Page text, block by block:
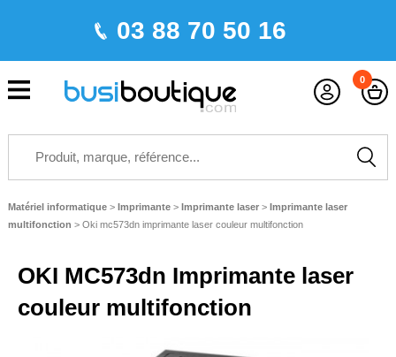
03 88 70 50 16
0
Matériel informatique > Imprimante > Imprimante laser > Imprimante laser
multifonction > Oki mc573dn imprimante laser couleur multifonction
OKI MC573dn Imprimante laser
couleur multifonction